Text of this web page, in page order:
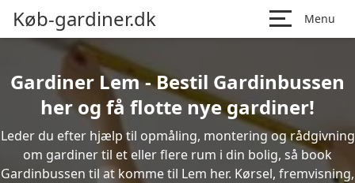
Køb-gardiner.dk Menu
Gardiner Lem - Bestil Gardinbussen
her og få flotte nye gardiner!
Leder du efter hjælp til opmåling, montering og rådgivning
om gardiner til et eller flere rum i din bolig, så book
Gardinbussen til at komme til Lem her. Kørsel, fremvisning,